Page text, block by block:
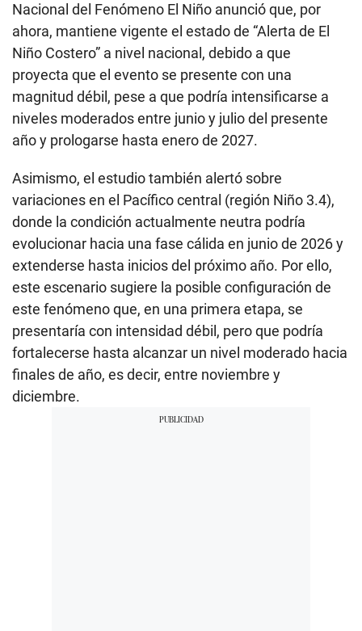
Nacional del Fenómeno El Niño anunció que, por
ahora, mantiene vigente el estado de “Alerta de El
Niño Costero” a nivel nacional, debido a que
proyecta que el evento se presente con una
magnitud débil, pese a que podría intensificarse a
niveles moderados entre junio y julio del presente
año y prologarse hasta enero de 2027.
Asimismo, el estudio también alertó sobre
variaciones en el Pacífico central (región Niño 3.4),
donde la condición actualmente neutra podría
evolucionar hacia una fase cálida en junio de 2026 y
extenderse hasta inicios del próximo año. Por ello,
este escenario sugiere la posible configuración de
este fenómeno que, en una primera etapa, se
presentaría con intensidad débil, pero que podría
fortalecerse hasta alcanzar un nivel moderado hacia
finales de año, es decir, entre noviembre y
diciembre.